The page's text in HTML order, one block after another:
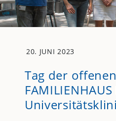
20. JUNI 2023
Tag der